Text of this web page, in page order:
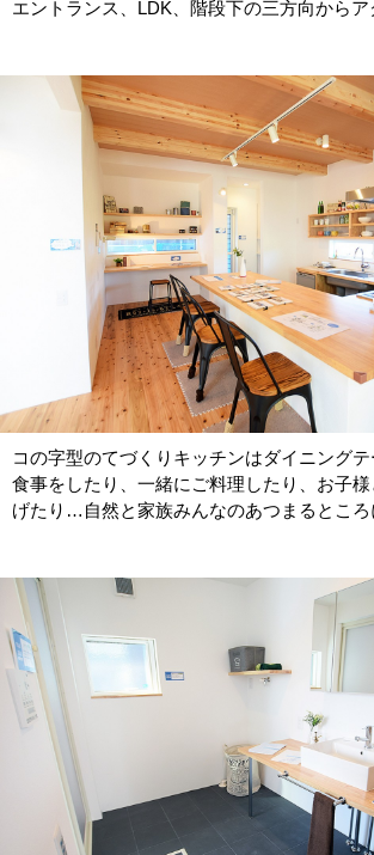
エントランス、LDK、階段下の三方向からア
コの字型のてづくりキッチンはダイニングテ
食事をしたり、一緒にご料理したり、お子
げたり…自然と家族みんなのあつまるところ